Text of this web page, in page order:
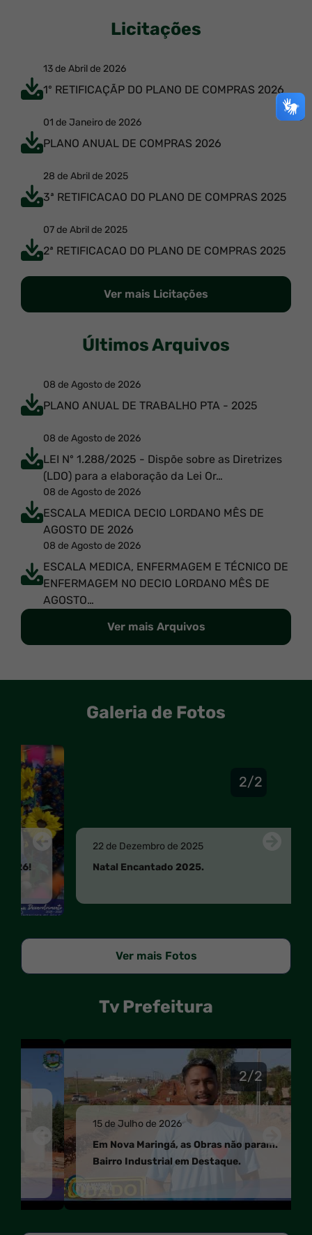
Licitações
13 de Abril de 2026
1º RETIFICAÇÃP DO PLANO DE COMPRAS 2026
01 de Janeiro de 2026
PLANO ANUAL DE COMPRAS 2026
28 de Abril de 2025
3ª RETIFICACAO DO PLANO DE COMPRAS 2025
07 de Abril de 2025
2ª RETIFICACAO DO PLANO DE COMPRAS 2025
Ver mais Licitações
Últimos Arquivos
08 de Agosto de 2026
PLANO ANUAL DE TRABALHO PTA - 2025
08 de Agosto de 2026
LEI Nº 1.288/2025 - Dispõe sobre as Diretrizes
(LDO) para a elaboração da Lei Or…
08 de Agosto de 2026
ESCALA MEDICA DECIO LORDANO MÊS DE
AGOSTO DE 2026
08 de Agosto de 2026
ESCALA MEDICA, ENFERMAGEM E TÉCNICO DE
ENFERMAGEM NO DECIO LORDANO MÊS DE
AGOSTO…
Ver mais Arquivos
Galeria de Fotos
2/2
Mask
22 de Dezembro de 2025
Natal Encantado 2025.
Anterior
Anterior
Ver mais Fotos
Tv Prefeitura
2/2
mask
15 de Julho de 2026
Em Nova Maringá, as Obras não param.
Bairro Industrial em Destaque.
Anterior
Anterior